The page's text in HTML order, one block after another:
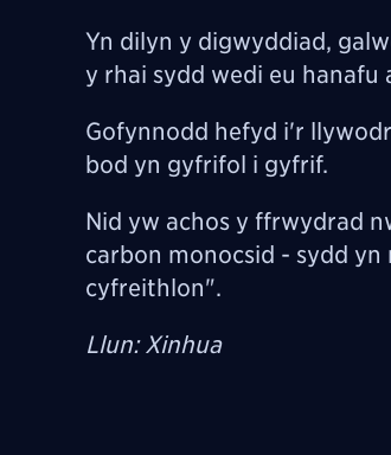
Yn dilyn y digwyddiad,
y rhai sydd wedi eu hanafu
Gofynnodd hefyd i'r
bod yn gyfrifol i gyfrif.
Nid yw achos y ffrwydrad
carbon monocsid - sydd
cyfreithlon".
Llun: Xinhua